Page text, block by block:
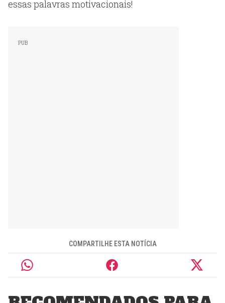
essas palavras motivacionais!
COMPARTILHE ESTA NOTÍCIA